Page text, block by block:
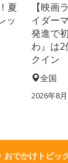
夏
ッ
【映画
イダー
発進で
わ』は2
クイン
全国
2026年8
おでかけトピッ